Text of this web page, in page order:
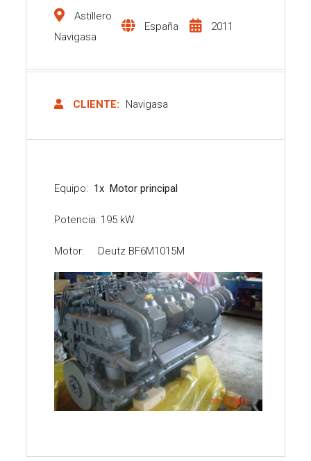
Astillero
Navigasa
España 2011
CLIENTE: Navigasa
Equipo: 1x Motor principal
Potencia: 195 kW
Motor: Deutz BF6M1015M